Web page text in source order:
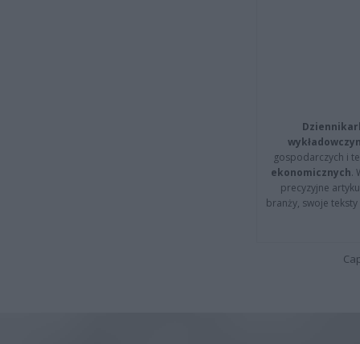
gospodarczych i
ekonomicznych.
precyzyjne
branży, swoje